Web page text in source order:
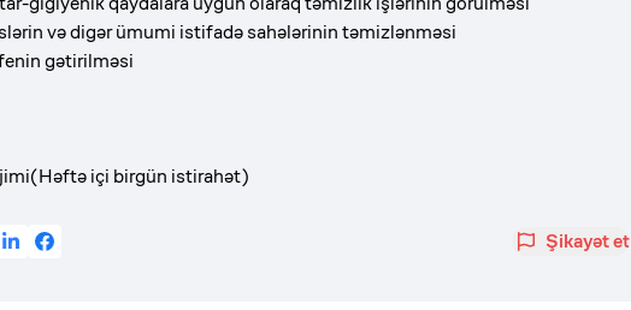
və digər ümumi istifadə sahələrinin təmizlənməsi
gətirilməsi
içi birgün istirahət)
Şikayət et